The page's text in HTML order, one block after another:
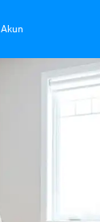
Akun